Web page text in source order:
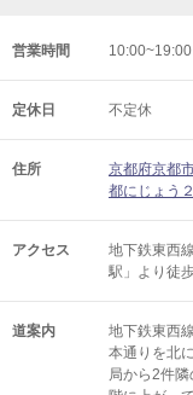
営業時間 10:00~19:00
定休日 不定休
住所
京都府京都
都にじょう
アクセス
地下鉄東西
駅」より徒
道案内
地下鉄東西
本通りを北
局から2件